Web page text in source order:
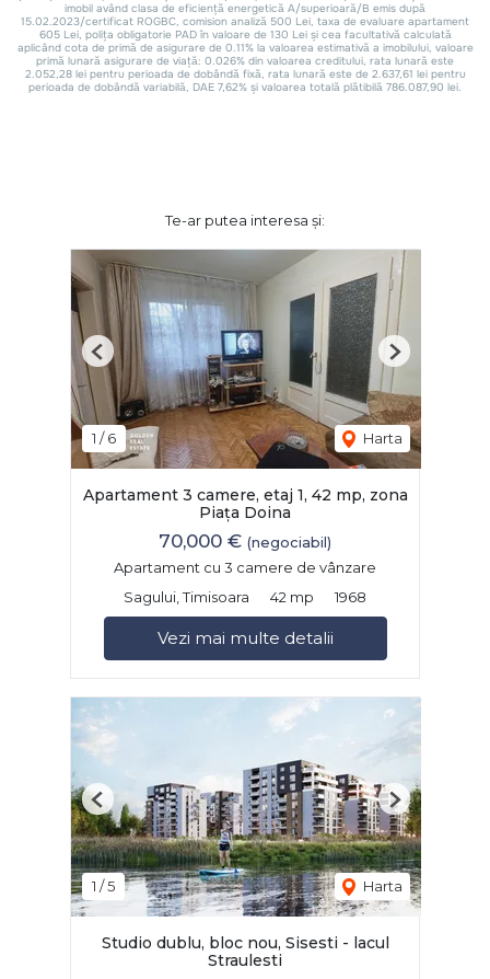
Te-ar putea interesa și:
1 /6 Harta
Previous Next
Apartament 3 camere, etaj 1, 42 mp, zona
Piața Doina
70,000 € (negociabil)
Apartament cu 3 camere de vânzare
Sagului, Timisoara
42 mp 1968
Vezi mai multe detalii
1 /5 Harta
Previous Next
Studio dublu, bloc nou, Sisesti - lacul
Straulesti